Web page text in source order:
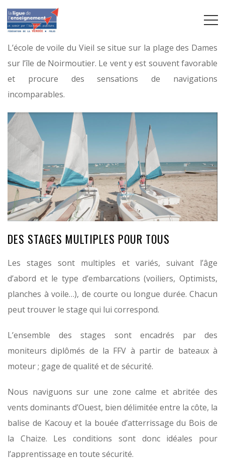
L’école de voile du Vieil se situe sur la plage des Dames
sur l’île de Noirmoutier. Le vent y est souvent favorable
et procure des sensations de navigations
incomparables.
DES STAGES MULTIPLES POUR TOUS
Les stages sont multiples et variés, suivant l’âge
d’abord et le type d’embarcations (voiliers, Optimists,
planches à voile…), de courte ou longue durée. Chacun
peut trouver le stage qui lui correspond.
L’ensemble des stages sont encadrés par des
moniteurs diplômés de la FFV à partir de bateaux à
moteur ; gage de qualité et de sécurité.
Nous naviguons sur une zone calme et abritée des
vents dominants d’Ouest, bien délimitée entre la côte, la
balise de Kacouy et la bouée d’atterrissage du Bois de
la Chaize. Les conditions sont donc idéales pour
l’apprentissage en toute sécurité.